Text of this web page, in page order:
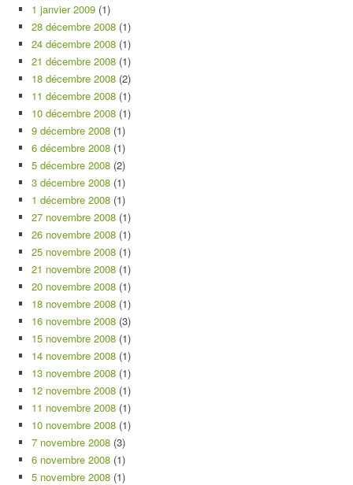
1 janvier 2009 (1)
28 décembre 2008 (1)
24 décembre 2008 (1)
21 décembre 2008 (1)
18 décembre 2008 (2)
11 décembre 2008 (1)
10 décembre 2008 (1)
9 décembre 2008 (1)
6 décembre 2008 (1)
5 décembre 2008 (2)
3 décembre 2008 (1)
1 décembre 2008 (1)
27 novembre 2008 (1)
26 novembre 2008 (1)
25 novembre 2008 (1)
21 novembre 2008 (1)
20 novembre 2008 (1)
18 novembre 2008 (1)
16 novembre 2008 (3)
15 novembre 2008 (1)
14 novembre 2008 (1)
13 novembre 2008 (1)
12 novembre 2008 (1)
11 novembre 2008 (1)
10 novembre 2008 (1)
7 novembre 2008 (3)
6 novembre 2008 (1)
5 novembre 2008 (1)